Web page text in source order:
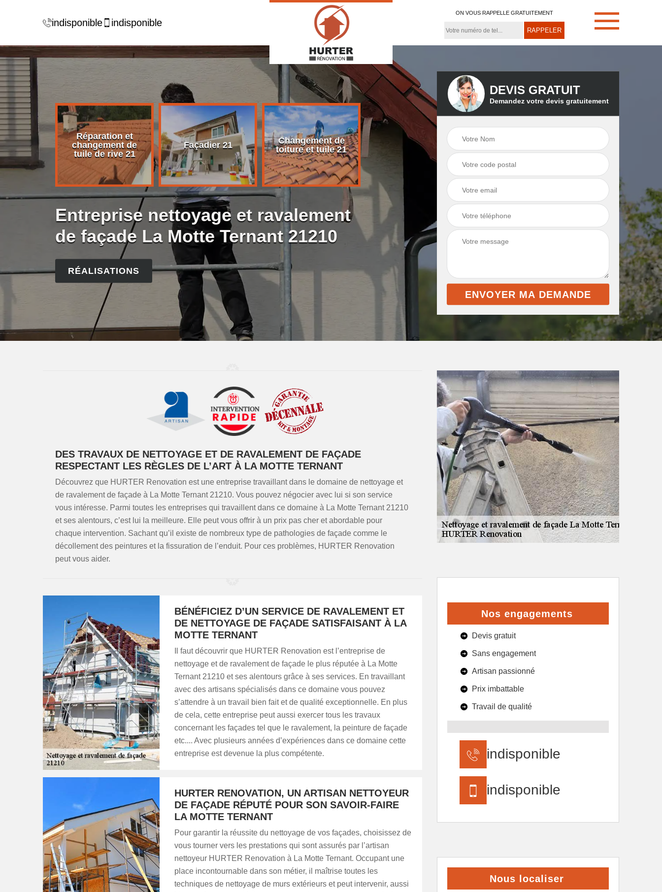
indisponible indisponible
ON VOUS RAPPELLE GRATUITEMENT
de
21
Réparation et
changement de
tuile de rive 21
Façadier 21
Changement de
toiture et tuile 21
Rénovation de
toiture 21
Démoussage de
toiture 21
Couvreur zingueur
Entreprise nettoyage et ravalement
de façade La Motte Ternant 21210
RÉALISATIONS
DEVIS GRATUIT
Demandez votre devis gratuitement
DES TRAVAUX DE NETTOYAGE ET DE RAVALEMENT DE FAÇADE
RESPECTANT LES RÈGLES DE L’ART À LA MOTTE TERNANT
Découvrez que HURTER Renovation est une entreprise travaillant dans le domaine de nettoyage et
de ravalement de façade à La Motte Ternant 21210. Vous pouvez négocier avec lui si son service
vous intéresse. Parmi toutes les entreprises qui travaillent dans ce domaine à La Motte Ternant 21210
et ses alentours, c’est lui la meilleure. Elle peut vous offrir à un prix pas cher et abordable pour
chaque intervention. Sachant qu’il existe de nombreux type de pathologies de façade comme le
décollement des peintures et la fissuration de l’enduit. Pour ces problèmes, HURTER Renovation
peut vous aider.
BÉNÉFICIEZ D’UN SERVICE DE RAVALEMENT ET
DE NETTOYAGE DE FAÇADE SATISFAISANT À LA
MOTTE TERNANT
Il faut découvrir que HURTER Renovation est l’entreprise de
nettoyage et de ravalement de façade le plus réputée à La Motte
Ternant 21210 et ses alentours grâce à ses services. En travaillant
avec des artisans spécialisés dans ce domaine vous pouvez
s’attendre à un travail bien fait et de qualité exceptionnelle. En plus
de cela, cette entreprise peut aussi exercer tous les travaux
concernant les façades tel que le ravalement, la peinture de façade
etc.... Avec plusieurs années d’expériences dans ce domaine cette
entreprise est devenue la plus compétente.
HURTER RENOVATION, UN ARTISAN NETTOYEUR
DE FAÇADE RÉPUTÉ POUR SON SAVOIR-FAIRE
LA MOTTE TERNANT
Pour garantir la réussite du nettoyage de vos façades, choisissez de
vous tourner vers les prestations qui sont assurés par l’artisan
nettoyeur HURTER Renovation à La Motte Ternant. Occupant une
place incontournable dans son métier, il maîtrise toutes les
techniques de nettoyage de murs extérieurs et peut intervenir, aussi
Nos engagements
Devis gratuit
Sans engagement
Artisan passionné
Prix imbattable
Travail de qualité
indisponible
indisponible
Nous localiser